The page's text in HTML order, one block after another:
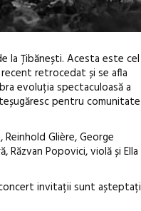
la Țibănești. Acesta este cel
retrocedat și se afla
evoluția spectaculoasă a
pentru comunitate
Glière, George
Răzvan Popovici, violă și Ella
concert invitații sunt așteptați
Anuala de artă urbană
Gramatica libertății